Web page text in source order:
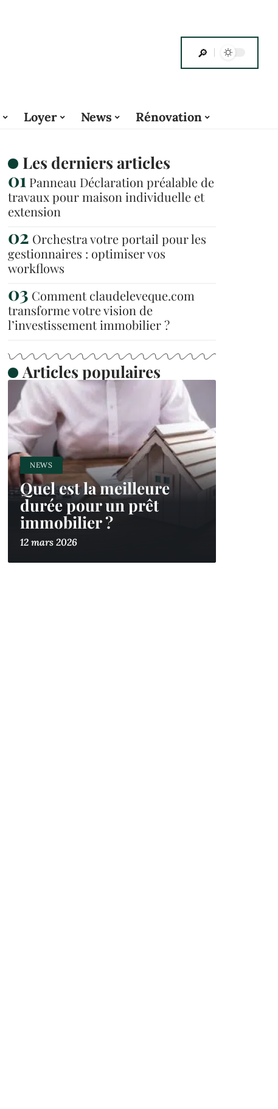
Loyer News Rénovation
Les derniers articles
Panneau Déclaration préalable de
travaux pour maison individuelle et
extension
Orchestra votre portail pour les
gestionnaires : optimiser vos
workflows
Comment claudeleveque.com
transforme votre vision de
l’investissement immobilier ?
Articles populaires
NEWS
Quel est la meilleure
durée pour un prêt
immobilier ?
12 mars 2026